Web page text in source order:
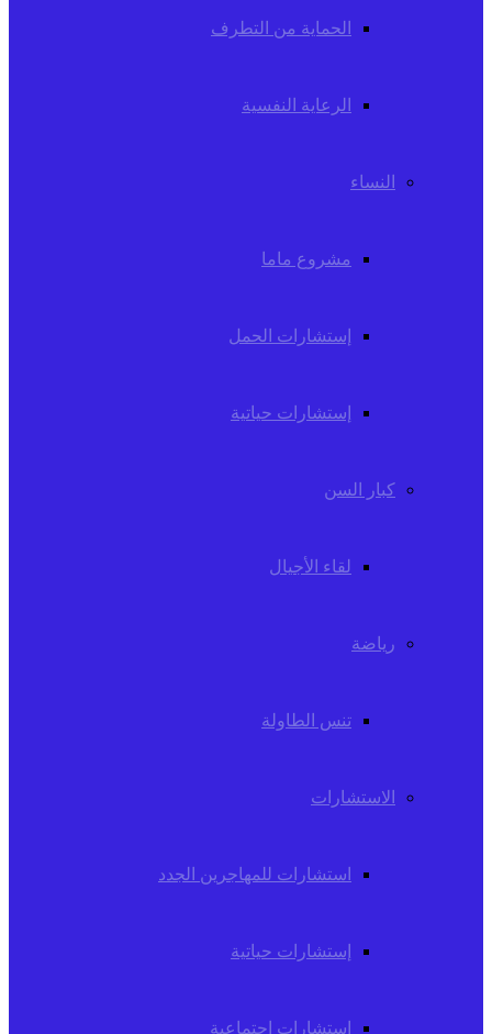
الحماية من التطرف
الرعاية النفسية
النساء
مشروع ماما
إستشارات الحمل
إستشارات حياتية
كبار السن
لقاء الأجيال
رياضة
تنس الطاولة
الاستشارات
استشارات للمهاجرين الجدد
إستشارات حياتية
إستشارات إجتماعية